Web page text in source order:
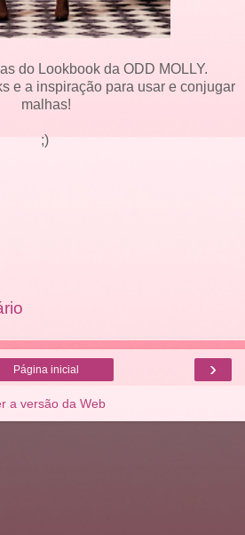
do Lookbook da ODD MOLLY.
e a inspiração para usar e conjugar
malhas!
;)
›
Página inicial
a versão da Web